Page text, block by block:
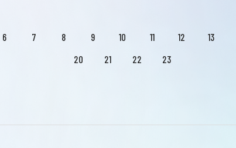
6 7 8 9 10 11 12 13
20
21 22 23